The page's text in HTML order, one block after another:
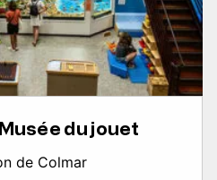
du jouet
de Colmar